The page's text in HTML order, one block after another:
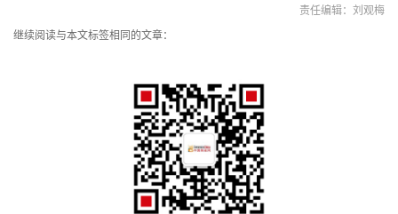
责任编辑：刘观梅
继续阅读与本文标签相同的文章：